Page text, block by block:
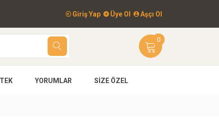
Giriş Yap Üye Ol Aşçı Ol
0
YORUMLAR SIZE ÖZEL